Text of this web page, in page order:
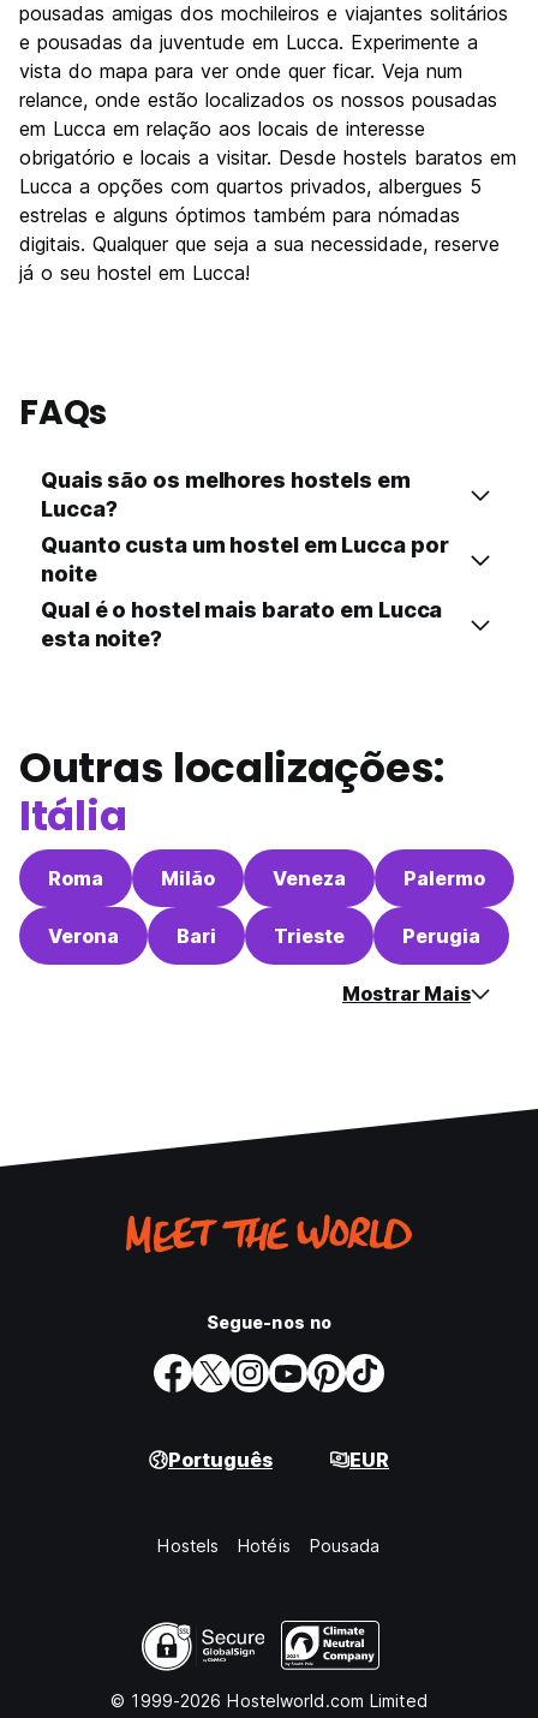
Custo-beneficio
8.2
pousadas amigas dos mochileiros e viajantes solitários
e pousadas da juventude em Lucca. Experimente a
vista do mapa para ver onde quer ficar. Veja num
relance, onde estão localizados os nossos pousadas
em Lucca em relação aos locais de interesse
obrigatório e locais a visitar. Desde hostels baratos em
Lucca a opções com quartos privados, albergues 5
estrelas e alguns óptimos também para nómadas
digitais. Qualquer que seja a sua necessidade, reserve
já o seu hostel em Lucca!
FAQs
Quais são os melhores hostels em
Lucca?
Quanto custa um hostel em Lucca por
noite
Qual é o hostel mais barato em Lucca
esta noite?
Outras localizações:
Itália
Roma Milão Veneza Palermo
Verona Bari Trieste Perugia
Mostrar Mais
Segue-nos no
Português EUR
Hostels Hotéis Pousada
© 1999-2026 Hostelworld.com Limited